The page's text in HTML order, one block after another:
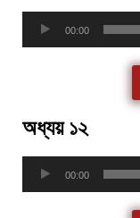
00:00
অধ্যয় ১২
00:00